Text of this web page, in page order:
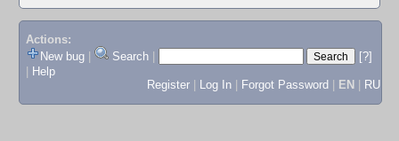
Actions:
New bug
Search
[?]
Help
Register
Log In Forgot Password EN RU